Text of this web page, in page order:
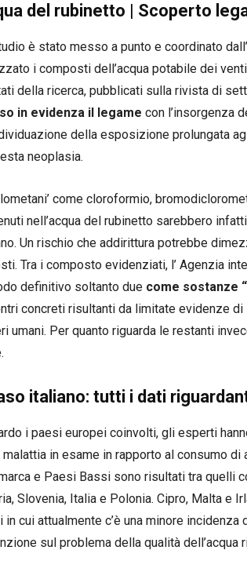
del rubinetto | Scoperto
è stato messo a punto e coordinato
i composti dell’acqua potabile dei
della ricerca, pubblicati sulla rivista di
in evidenza il legame con l’insorgenza
della esposizione prolungata
neoplasia.
come cloroformio,
nell’acqua del rubinetto sarebbero
Un rischio che addirittura potrebbe
Tra i composto evidenziati, l’ Agenzia
definitivo soltanto due come sostanze
concreti risultanti da limitate evidenze
umani. Per quanto riguarda le restanti
italiano: tutti i dati
i paesi europei coinvolti, gli esperti
in esame in rapporto al consumo
e Paesi Bassi sono risultati tra quelli
Slovenia, Italia e Polonia. Cipro, Malta e
in cui attualmente c’è una minore
sul problema della qualità dell’acqua